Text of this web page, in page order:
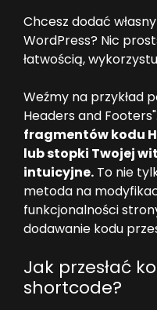
Chcesz dodać
WordPress? Nic
łatwością,
Weźmy na przykład
Headers and Footers".
fragmentów kodu
lub stopki Twojej
intuicyjne. To nie
metoda na
funkcjonalności
dodawanie kodu
Jak przesłać
shortcode?